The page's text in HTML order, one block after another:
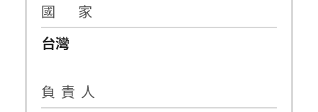
國 家
台灣
負 責 人